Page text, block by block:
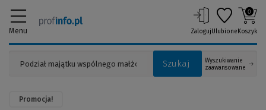
Menu
Szukaj
Wyszukiwanie
zaawansowane
ZalogujUlubione
0
Koszyk
Promocja!